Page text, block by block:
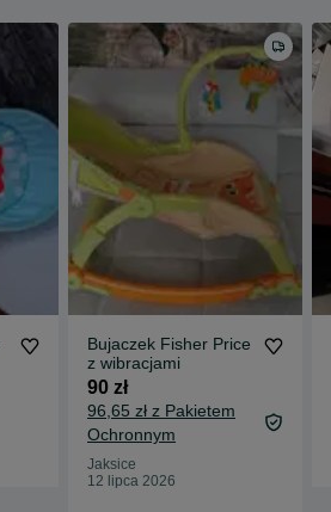
Bujaczek Fisher Price
z wibracjami
90 zł
96,65 zł z Pakietem
Ochronnym
Jaksice
12 lipca 2026